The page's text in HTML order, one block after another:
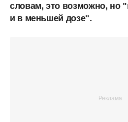
словам, это возможно, но
и в меньшей дозе".